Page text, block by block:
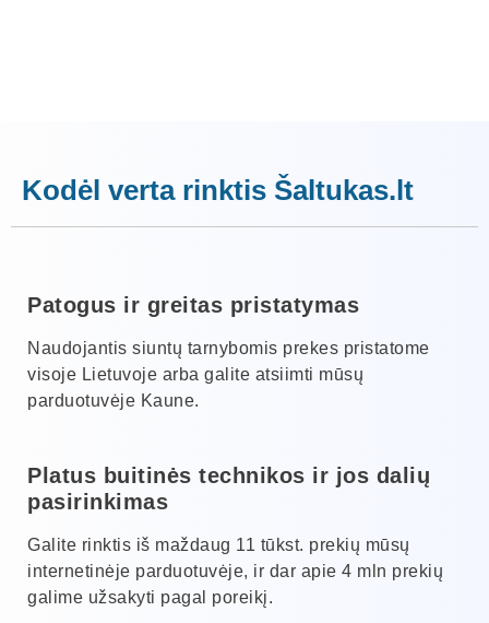
Kodėl verta rinktis Šaltukas.lt
Patogus ir greitas pristatymas
Naudojantis siuntų tarnybomis prekes pristatome
visoje Lietuvoje arba galite atsiimti mūsų
parduotuvėje Kaune.
Platus buitinės technikos ir jos dalių
pasirinkimas
Galite rinktis iš maždaug 11 tūkst. prekių mūsų
internetinėje parduotuvėje, ir dar apie 4 mln prekių
galime užsakyti pagal poreikį.